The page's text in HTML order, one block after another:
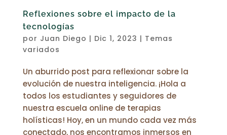
Reflexiones sobre el impacto de la
tecnologías
por Juan Diego | Dic 1, 2023 | Temas
variados
Un aburrido post para reflexionar sobre la
evolución de nuestra inteligencia. ¡Hola a
todos los estudiantes y seguidores de
nuestra escuela online de terapias
holísticas! Hoy, en un mundo cada vez más
conectado, nos encontramos inmersos en